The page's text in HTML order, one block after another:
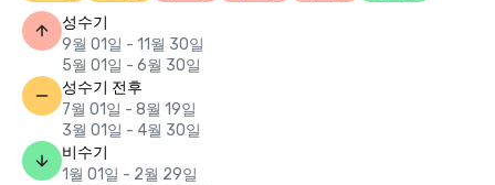
성수기
9월 01일 - 11월 30일
5월 01일 - 6월 30일
성수기 전후
7월 01일 - 8월 19일
3월 01일 - 4월 30일
비수기
1월 01일 - 2월 29일